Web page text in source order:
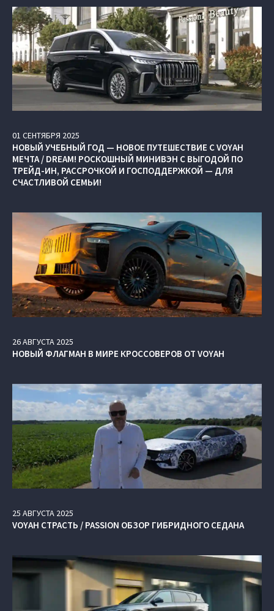
01 СЕНТЯБРЯ 2025
НОВЫЙ УЧЕБНЫЙ ГОД — НОВОЕ ПУТЕШЕСТВИЕ С VOYAH
МЕЧТА / DREAM! РОСКОШНЫЙ МИНИВЭН С ВЫГОДОЙ ПО
ТРЕЙД-ИН, РАССРОЧКОЙ И ГОСПОДДЕРЖКОЙ — ДЛЯ
СЧАСТЛИВОЙ СЕМЬИ!
26АВГУСТА 2025
НОВЫЙ ФЛАГМАН В МИРЕ КРОССОВЕРОВ ОТ VOYAH
25 АВГУСТА 2025
VOYAH СТРАСТЬ / PASSION ОБЗОР ГИБРИДНОГО СЕДАНА